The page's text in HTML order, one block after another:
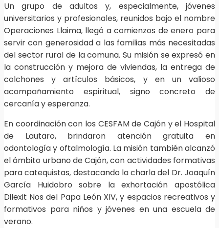
Un grupo de adultos y, especialmente, jóvenes
universitarios y profesionales, reunidos bajo el nombre
Operaciones Llaima, llegó a comienzos de enero para
servir con generosidad a las familias más necesitadas
del sector rural de la comuna. Su misión se expresó en
la construcción y mejora de viviendas, la entrega de
colchones y artículos básicos, y en un valioso
acompañamiento espiritual, signo concreto de
cercanía y esperanza.
En coordinación con los CESFAM de Cajón y el Hospital
de Lautaro, brindaron atención gratuita en
odontología y oftalmología. La misión también alcanzó
el ámbito urbano de Cajón, con actividades formativas
para catequistas, destacando la charla del Dr. Joaquín
García Huidobro sobre la exhortación apostólica
Dilexit Nos del Papa León XIV, y espacios recreativos y
formativos para niños y jóvenes en una escuela de
verano.